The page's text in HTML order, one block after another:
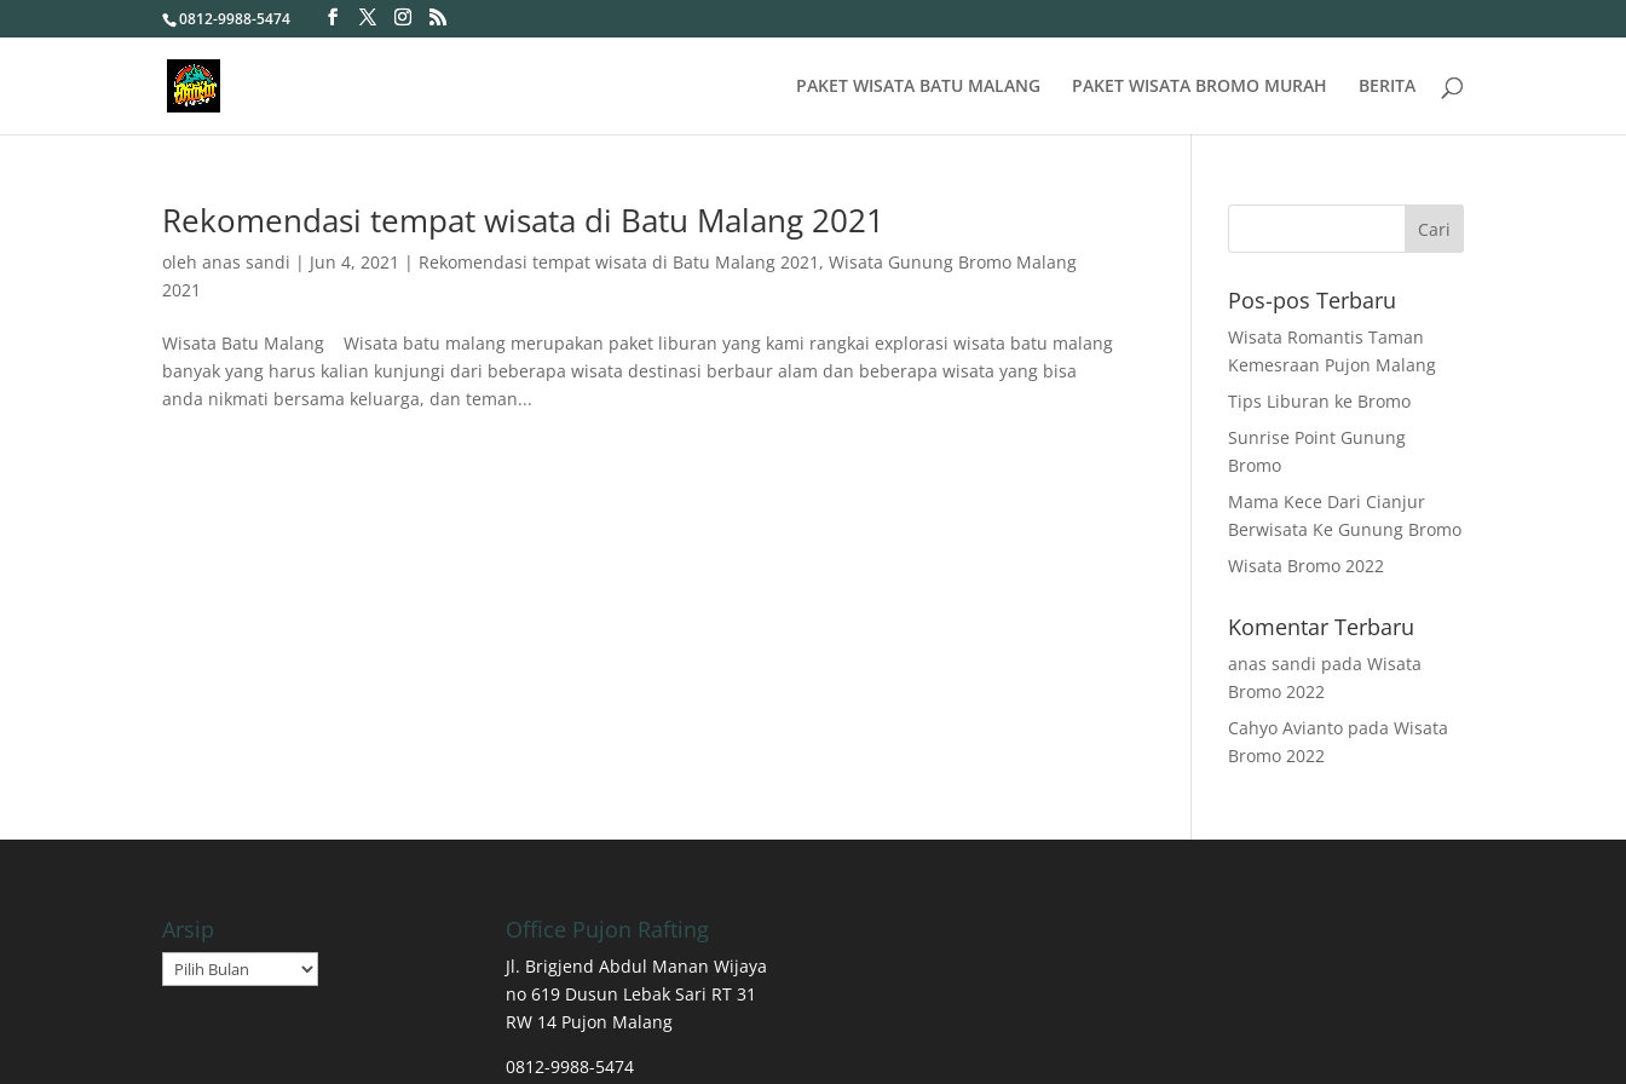
0812-9988-5474
PAKET WISATA BATU MALANG PAKET WISATA BROMO MURAH BERITA
Rekomendasi tempat wisata di Batu Malang 2021
olehanas sandi | Jun 4, 2021 | Rekomendasi tempat wisata di Batu Malang 2021 ,Wisata Gunung Bromo Malang
2021
Wisata Batu Malang Wisata batu malang merupakan paket liburan yang kami rangkai explorasi wisata batu malang
banyak yang harus kalian kunjungi dari beberapa wisata destinasi berbaur alam dan beberapa wisata yang bisa
anda nikmati bersama keluarga, dan teman...
Pos-pos Terbaru
Wisata Romantis Taman
Kemesraan Pujon Malang
Tips Liburan ke Bromo
Sunrise Point Gunung
Bromo
Mama Kece Dari Cianjur
Berwisata Ke Gunung Bromo
Wisata Bromo 2022
Komentar Terbaru
anas sandi padaWisata
Bromo 2022
Cahyo Avianto padaWisata
Bromo 2022
Arsip
Arsip
Office Pujon Rafting
Jl. Brigjend Abdul Manan Wijaya
no 619 Dusun Lebak Sari RT 31
RW 14 Pujon Malang
0812-9988-5474